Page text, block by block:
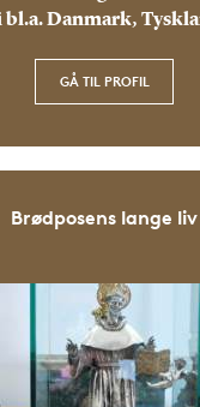
Danmark,
GÅ TIL PROFIL
Brødposens lange liv